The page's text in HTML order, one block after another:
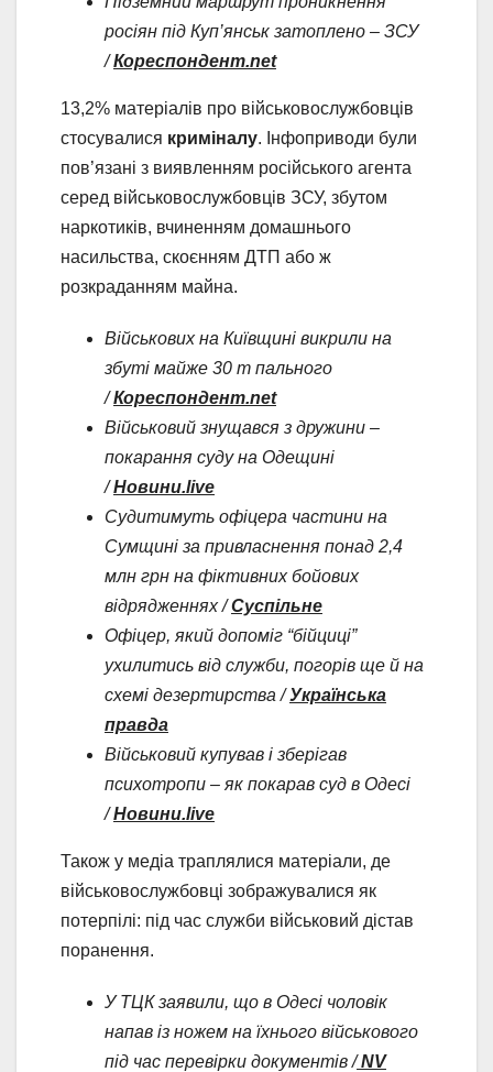
росіян під Куп’янськ затоплено – ЗСУ
/Кореспондент.net
13,2% матеріалів про військовослужбовців
стосувалися криміналу. Інфоприводи були
пов’язані з виявленням російського агента
серед військовослужбовців ЗСУ, збутом
наркотиків, вчиненням домашнього
насильства, скоєнням ДТП або ж
розкраданням майна.
Військових на Київщині викрили на
збуті майже 30 т пального
/Кореспондент.net
Військовий знущався з дружини –
покарання суду на Одещині
/Новини.live
Судитимуть офіцера частини на
Сумщині за привласнення понад 2,4
млн грн на фіктивних бойових
відрядженнях /Суспільне
Офіцер, який допоміг “бійциці”
ухилитись від служби, погорів ще й на
схемі дезертирства /Українська
правда
Військовий купував і зберігав
психотропи – як покарав суд в Одесі
/Новини.live
Також у медіа траплялися матеріали, де
військовослужбовці зображувалися як
потерпілі: під час служби військовий дістав
поранення.
У ТЦК заявили, що в Одесі чоловік
напав із ножем на їхнього військового
під час перевірки документів /NV